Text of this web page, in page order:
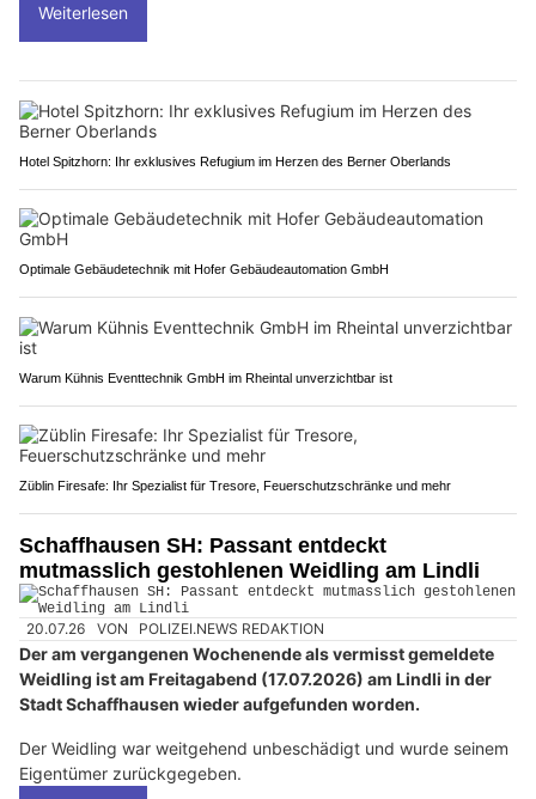
Weiterlesen
Hotel Spitzhorn: Ihr exklusives Refugium im Herzen des Berner Oberlands
Optimale Gebäudetechnik mit Hofer Gebäudeautomation GmbH
Warum Kühnis Eventtechnik GmbH im Rheintal unverzichtbar ist
Züblin Firesafe: Ihr Spezialist für Tresore, Feuerschutzschränke und mehr
Schaffhausen SH: Passant entdeckt
mutmasslich gestohlenen Weidling am Lindli
20.07.26 VON POLIZEI.NEWS REDAKTION
Der am vergangenen Wochenende als vermisst gemeldete
Weidling ist am Freitagabend (17.07.2026) am Lindli in der
Stadt Schaffhausen wieder aufgefunden worden.
Der Weidling war weitgehend unbeschädigt und wurde seinem
Eigentümer zurückgegeben.